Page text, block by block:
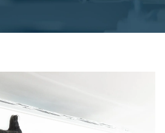
Orçamento